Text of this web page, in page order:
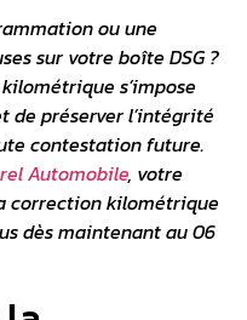
ou une
sur votre boîte DSG ?
s’impose
de préserver l’intégrité
contestation future.
Automobile, votre
correction kilométrique
dès maintenant au 06